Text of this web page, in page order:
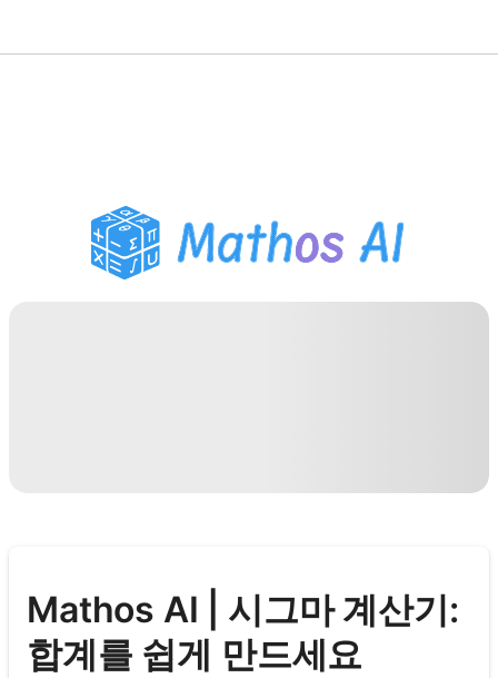
PDF 숙제 도우미
학습 도구
Mathos AI | 시그마 계산기:
합계를 쉽게 만드세요